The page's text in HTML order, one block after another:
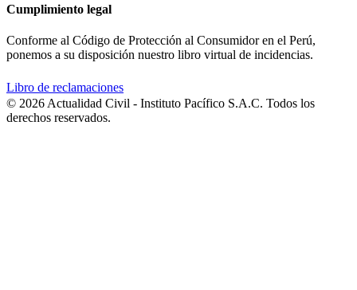
Cumplimiento legal
Conforme al Código de Protección al Consumidor en el Perú,
ponemos a su disposición nuestro libro virtual de incidencias.
Libro de reclamaciones
© 2026 Actualidad Civil - Instituto Pacífico S.A.C. Todos los
derechos reservados.